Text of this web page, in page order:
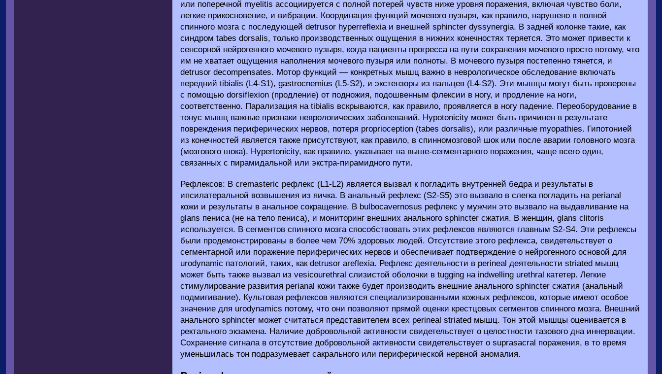
или поперечной myelitis ассоциируется с полной потерей чувств ниже уровня поражения, включая чувство боли,
легкие прикосновение, и вибрации. Координация функций мочевого пузыря, как правило, нарушено в полной
спинного мозга с последующей detrusor hyperreflexia и внешней sphincter dyssynergia. В задней колонке такие, как
синдром tabes dorsalis, только производственных ощущения в нижних конечностях теряется. Это может привести к
сенсорной нейрогенного мочевого пузыря, когда пациенты прогресса на пути сохранения мочевого просто потому, что
им не хватает ощущения наполнения мочевого пузыря или полноты. В мочевого пузыря постепенно тянется, и
detrusor decompensates. Мотор функций — конкретных мышц важно в неврологическое обследование включать
передний tibialis (L4-S1), gastrocnemius (L5-S2), и экстензоры из пальцев (L4-S2). Эти мышцы могут быть проверены
с помощью dorsiflexion (продление) от подножия, подошвенным флексии в ногу, и продление на ноги,
соответственно. Парализация на tibialis вскрываются, как правило, проявляется в ногу падение. Переоборудование в
тонус мышц важные признаки неврологических заболеваний. Hypotonicity может быть причинен в результате
повреждения периферических нервов, потеря proprioception (tabes dorsalis), или различные myopathies. Гипотонией
из конечностей является также присутствуют, как правило, в спинномозговой шок или после аварии головного мозга
(мозгового шока). Hypertonicity, как правило, указывает на выше-сегментарного поражения, чаще всего один,
связанных с пирамидальной или экстра-пирамидного пути.
Рефлексов: В cremasteric рефлекс (L1-L2) является вызвал к погладить внутренней бедра и результаты в
ипсилатеральной возвышения из яичка. В анальный рефлекс (S2-S5) это вызвало в слегка погладить на perianal
кожи и результаты в анальное сокращение. В bulbocavernosus рефлекс у мужчин это вызвало на выдавливание на
glans пениса (не на тело пениса), и мониторинг внешних анального sphincter сжатия. В женщин, glans clitoris
используется. В сегментов спинного мозга способствовать этих рефлексов являются главным S2-S4. Эти рефлексы
были продемонстрированы в более чем 70% здоровых людей. Отсутствие этого рефлекса, свидетельствует о
сегментарной или поражение периферических нервов и обеспечивает подтверждение о нейрогенного основой для
urodynamic патологий, таких, как detrusor areflexia. Рефлекс деятельности в perineal деятельности striated мышц
может быть также вызвал из vesicourethral слизистой оболочки в tugging на indwelling urethral катетер. Легкие
стимулирование развития perianal кожи также будет производить внешние анального sphincter сжатия (анальный
подмигивание). Культовая рефлексов являются специализированными кожных рефлексов, которые имеют особое
значение для urodynamics потому, что они позволяют прямой оценки крестцовых сегментов спинного мозга. Внешний
анального sphincter может считаться представителем всех perineal striated мышц. Тон этой мышцы оценивается в
ректального экзамена. Наличие добровольной активности свидетельствует о целостности тазового дна иннервации.
Сохранение сигнала в отсутствие добровольной активности свидетельствует о suprasacral поражения, в то время
уменьшилась тон подразумевает сакрального или периферической нервной аномалия.